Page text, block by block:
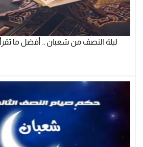
ليلة النصف من شعبان .. أفضل ما